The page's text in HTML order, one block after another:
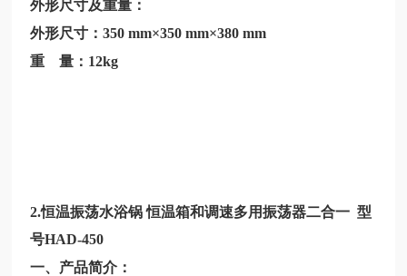
外形尺寸及重量：
外形尺寸：350 mm×350 mm×380 mm
重 量：12kg
2.恒温振荡水浴锅 恒温箱和调速多用振荡器二合一 型
号HAD-450
一、产品简介：